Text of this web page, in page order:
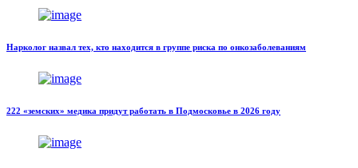
Нарколог назвал тех, кто находится в группе риска по онкозаболеваниям
222 «земских» медика придут работать в Подмосковье в 2026 году